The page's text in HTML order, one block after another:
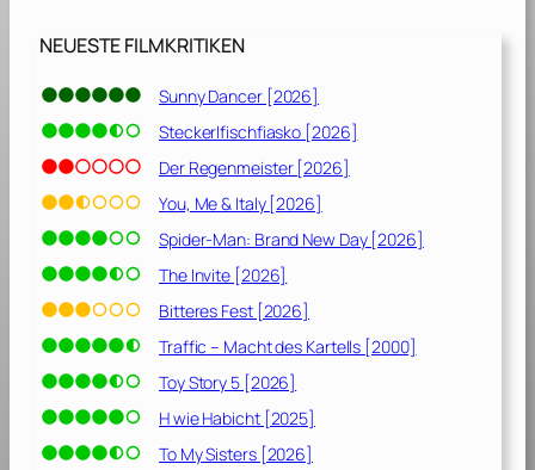
r
c
[
2
0
0
]
NEUESTE FILMKRITIKEN
Sunny Dancer [2026]
Steckerlfischfiasko [2026]
Der Regenmeister [2026]
You, Me & Italy [2026]
Spider-Man: Brand New Day [2026]
The Invite [2026]
Bitteres Fest [2026]
Traffic – Macht des Kartells [2000]
Toy Story 5 [2026]
H wie Habicht [2025]
To My Sisters [2026]